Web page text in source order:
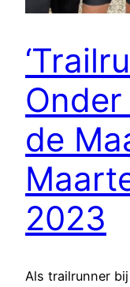
de
2023
Als trailrunner